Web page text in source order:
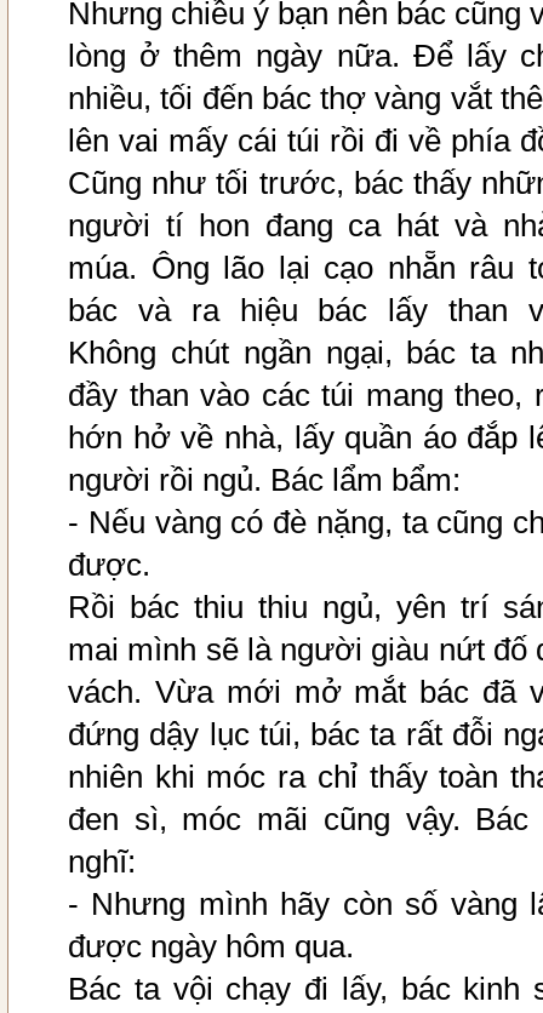
Nhưng chiều ý bạn nên bác cũng
lòng ở thêm ngày nữa. Để lấy
nhiều, tối đến bác thợ vàng vắt
lên vai mấy cái túi rồi đi về phía
Cũng như tối trước, bác thấy
người tí hon đang ca hát và
múa. Ông lão lại cạo nhẵn râu
bác và ra hiệu bác lấy than
Không chút ngần ngại, bác ta
đầy than vào các túi mang theo,
hớn hở về nhà, lấy quần áo đắp
người rồi ngủ. Bác lẩm bẩm:
- Nếu vàng có đè nặng, ta cũng
được.
Rồi bác thiu thiu ngủ, yên trí
mai mình sẽ là người giàu nứt đố
vách. Vừa mới mở mắt bác đã
đứng dậy lục túi, bác ta rất đỗi
nhiên khi móc ra chỉ thấy toàn
đen sì, móc mãi cũng vậy. Bác
nghĩ:
- Nhưng mình hãy còn số vàng
được ngày hôm qua.
Bác ta vội chạy đi lấy, bác kinh